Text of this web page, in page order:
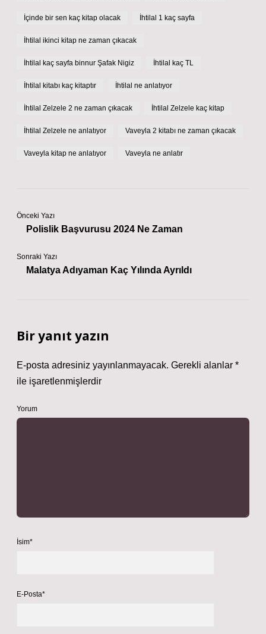
İçinde bir sen kaç kitap olacak İhtilal 1 kaç sayfa
İhtilal ikinci kitap ne zaman çıkacak
İhtilal kaç sayfa binnur Şafak Nigiz İhtilal kaç TL
İhtilal kitabı kaç kitaptır İhtilal ne anlatıyor
İhtilal Zelzele 2 ne zaman çıkacak İhtilal Zelzele kaç kitap
İhtilal Zelzele ne anlatıyor Vaveyla 2 kitabı ne zaman çıkacak
Vaveyla kitap ne anlatıyor Vaveyla ne anlatır
Önceki Yazı
Polislik Başvurusu 2024 Ne Zaman
Sonraki Yazı
Malatya Adıyaman Kaç Yılında Ayrıldı
Bir yanıt yazın
E-posta adresiniz yayınlanmayacak. Gerekli alanlar *
ile işaretlenmişlerdir
Yorum
İsim*
E-Posta*